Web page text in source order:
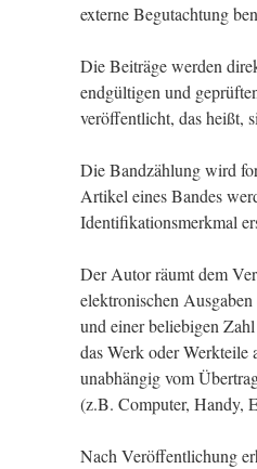
externe Begutachtung
Die Beiträge werden
endgültigen und
veröffentlicht, das heißt,
Die Bandzählung wird
Artikel eines Bandes
Identifikationsmerkmal
Der Autor räumt dem
elektronischen
und einer beliebigen
das Werk oder
unabhängig vom
(z.B. Computer, Handy,
Nach Veröffentlichung